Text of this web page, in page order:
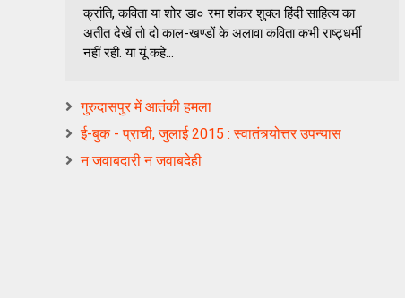
क्रांति, कविता या शोर डा० रमा शंकर शुक्ल हिंदी साहित्य का
अतीत देखें तो दो काल-खण्डों के अलावा कविता कभी राष्ट्र्धर्मी
नहीं रही. या यूं कहे...
गुरुदासपुर में आतंकी हमला
ई-बुक - प्राची, जुलाई 2015 : स्वातंत्र्योत्तर उपन्यास
न जवाबदारी न जवाबदेही